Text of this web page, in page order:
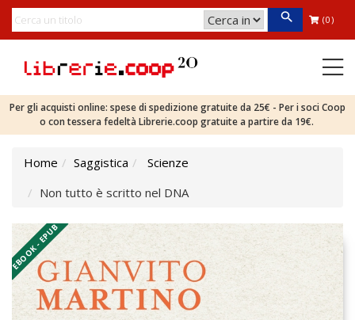
(0)
Per gli acquisti online: spese di spedizione gratuite da 25€ - Per i soci Coop
o con tessera fedeltà Librerie.coop gratuite a partire da 19€.
Home Saggistica
Scienze
Non tutto è scritto nel DNA
EBOOK - EPUB